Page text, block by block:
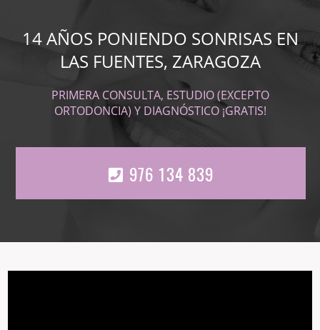
14 AÑOS PONIENDO SONRISAS EN
LAS FUENTES, ZARAGOZA
PRIMERA CONSULTA, ESTUDIO (EXCEPTO
ORTODONCIA) Y DIAGNÓSTICO ¡GRATIS!
976 134 839